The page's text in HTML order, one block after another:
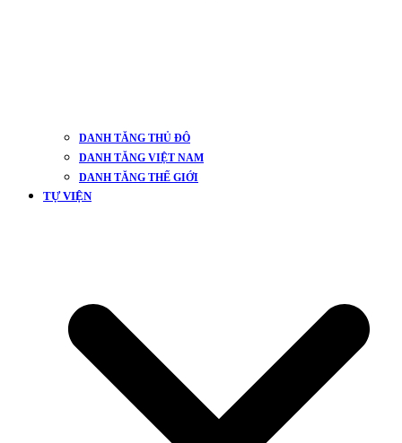
DANH TĂNG THỦ ĐÔ
DANH TĂNG VIỆT NAM
DANH TĂNG THẾ GIỚI
TỰ VIỆN